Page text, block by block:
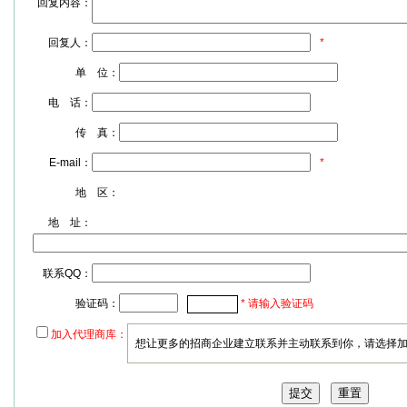
回复内容：
回复人： *
单 位：
电 话：
传 真：
E-mail： *
地 区：
地 址：
联系QQ：
验证码： * 请输入验证码
加入代理商库：
想让更多的招商企业建立联系并主动联系到你，请选择